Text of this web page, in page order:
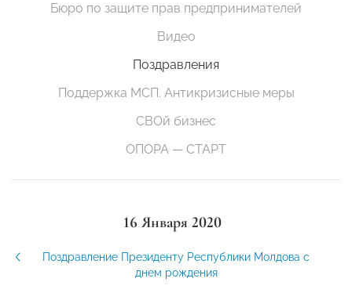
Бюро по защите прав предпринимателей
Видео
Поздравления
Поддержка МСП. Антикризисные меры
СВОй бизнес
ОПОРА — СТАРТ
16 Января 2020
Поздравление Президенту Республики Молдова с
днем рождения